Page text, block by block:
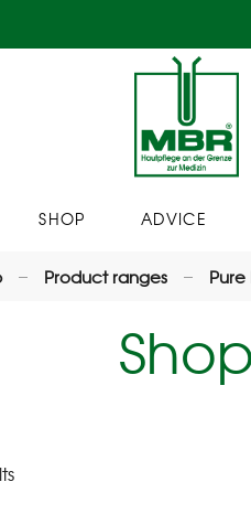
SHOP ADVICE
Product ranges
Shop